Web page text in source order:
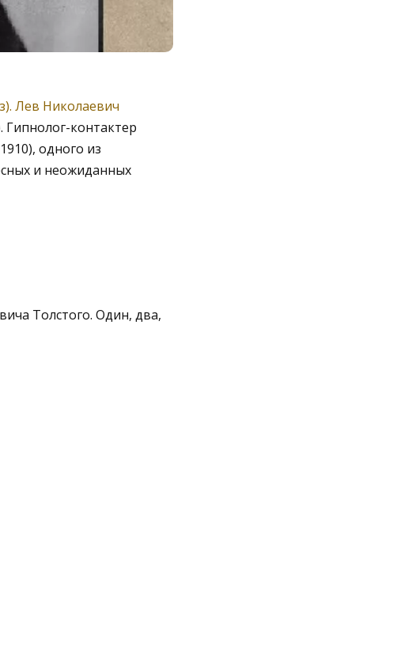
Лев Николаевич
Гипнолог-контактер
одного из
и неожиданных
Толстого. Один, два,